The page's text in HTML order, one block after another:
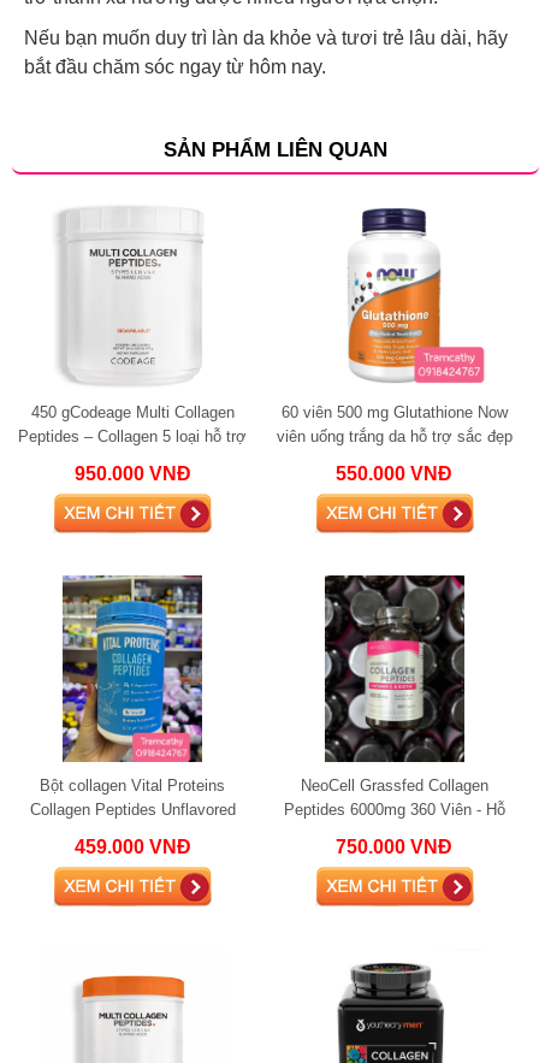
Nếu bạn muốn duy trì làn da khỏe và tươi trẻ lâu dài, hãy
bắt đầu chăm sóc ngay từ hôm nay.
SẢN PHẨM LIÊN QUAN
450 gCodeage Multi Collagen
Peptides – Collagen 5 loại hỗ trợ
thể
950.000 VNĐ
60 viên 500 mg Glutathione Now
viên uống trắng da hỗ trợ sắc đẹp
550.000 VNĐ
Bột collagen Vital Proteins
Collagen Peptides Unflavored
459.000 VNĐ
NeoCell Grassfed Collagen
Peptides 6000mg 360 Viên - Hỗ
Khỏe, Bổ Sung Coll
750.000 VNĐ